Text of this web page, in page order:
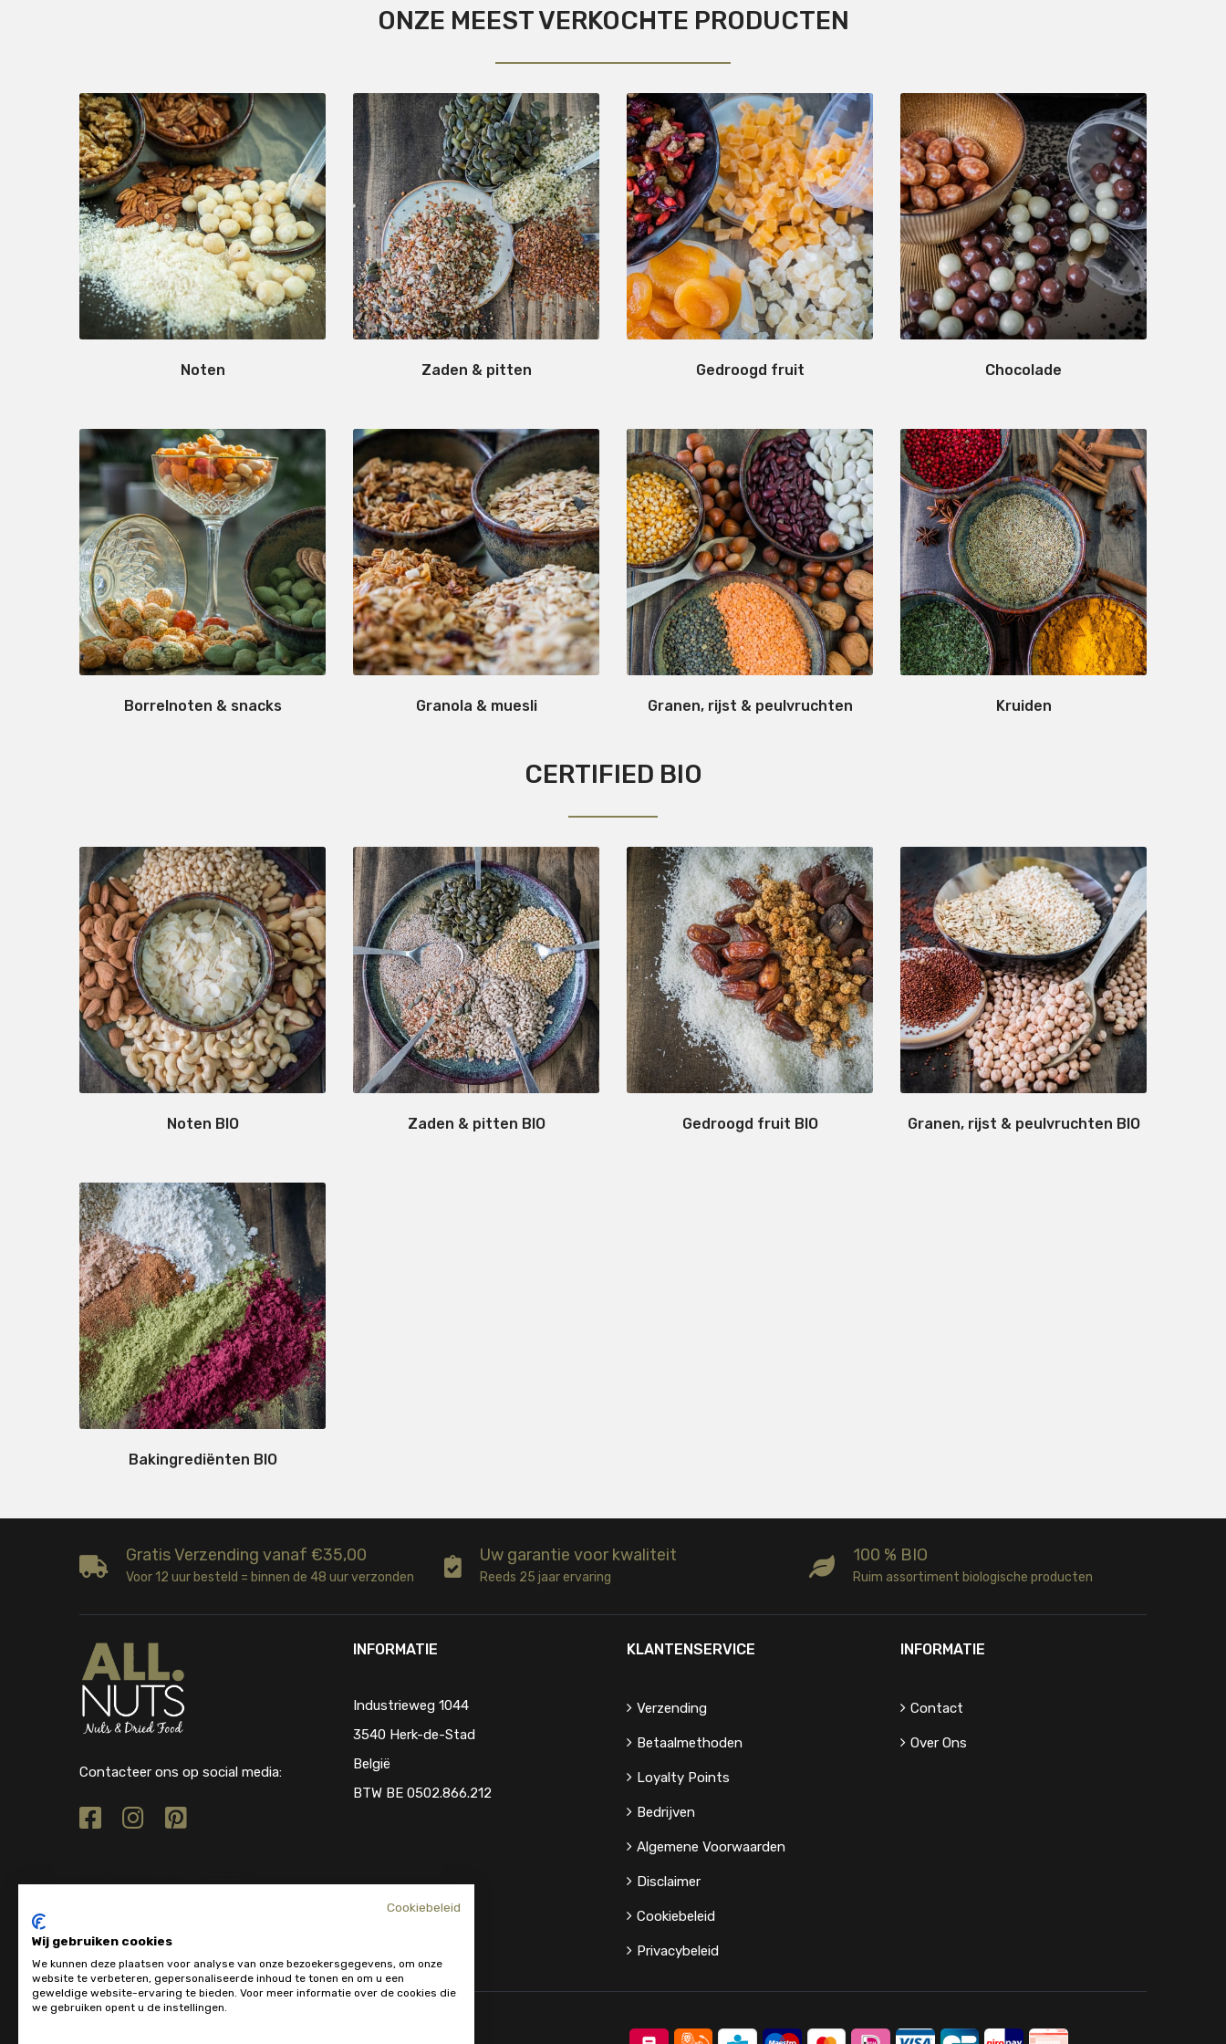
ONZE MEEST VERKOCHTE PRODUCTEN
Noten Zaden & pitten Gedroogd fruit Chocolade
Borrelnoten & snacks Granola & muesli Granen, rijst & peulvruchten Kruiden
CERTIFIED BIO
Noten BIO Zaden & pitten BIO Gedroogd fruit BIO Granen, rijst & peulvruchten BIO
Bakingrediënten BIO
Gratis Verzending vanaf €35,00
Voor 12 uur besteld = binnen de 48 uur verzonden
Uw garantie voor kwaliteit
Reeds 25 jaar ervaring
100 % BIO
Ruim assortiment biologische producten
Contacteer ons op social media:
INFORMATIE
Industrieweg 1044
3540 Herk-de-Stad
België
BTW BE 0502.866.212
KLANTENSERVICE
Verzending
Betaalmethoden
Loyalty Points
Bedrijven
Algemene Voorwaarden
Disclaimer
Cookiebeleid
Privacybeleid
INFORMATIE
Contact
Over Ons
Cookiebeleid
Wij gebruiken cookies
We kunnen deze plaatsen voor analyse van onze bezoekersgegevens, om onze
website te verbeteren, gepersonaliseerde inhoud te tonen en om u een
geweldige website-ervaring te bieden. Voor meer informatie over de cookies die
we gebruiken opent u de instellingen.